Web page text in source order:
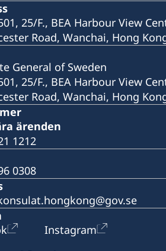
25/F., BEA Harbour View
Road, Wanchai, Hong
General of Sweden
25/F., BEA Harbour View
Road, Wanchai, Hong
ärenden
1212
0308
Instagram